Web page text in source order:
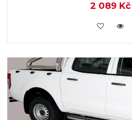
2 089 Kč
KOUPIT